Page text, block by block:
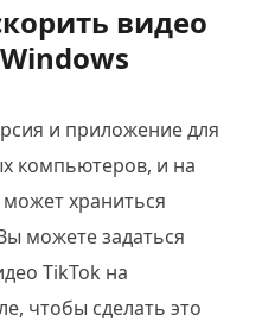
видео
и приложение для
компьютеров, и на
храниться
можете задаться
TikTok на
чтобы сделать это